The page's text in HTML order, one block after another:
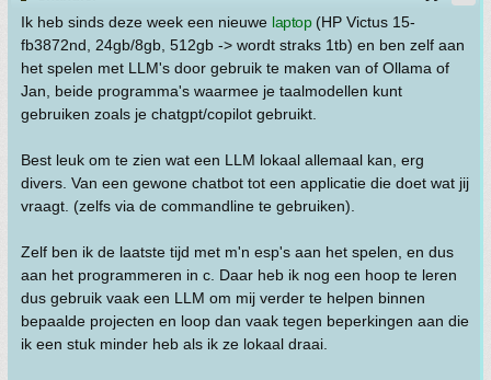
Ik heb sinds deze week een nieuwe laptop(HP Victus 15-
fb3872nd, 24gb/8gb, 512gb -> wordt straks 1tb) en ben zelf aan
het spelen met LLM's door gebruik te maken van of Ollama of
Jan, beide programma's waarmee je taalmodellen kunt
gebruiken zoals je chatgpt/copilot gebruikt.
Best leuk om te zien wat een LLM lokaal allemaal kan, erg
divers. Van een gewone chatbot tot een applicatie die doet wat jij
vraagt. (zelfs via de commandline te gebruiken).
Zelf ben ik de laatste tijd met m'n esp's aan het spelen, en dus
aan het programmeren in c. Daar heb ik nog een hoop te leren
dus gebruik vaak een LLM om mij verder te helpen binnen
bepaalde projecten en loop dan vaak tegen beperkingen aan die
ik een stuk minder heb als ik ze lokaal draai.